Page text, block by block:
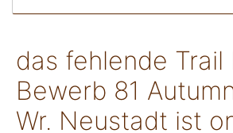
nach:
das fehlende Trail
Bewerb 81
Wr. Neustadt ist